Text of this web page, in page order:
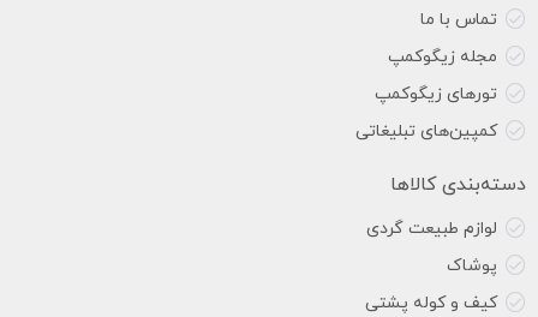
تماس با ما
مجله زیگوکمپ
تورهای زیگوکمپ
کمپین‌های تبلیغاتی
دسته‌بندی کالاها
لوازم طبیعت گردی
پوشاک
کیف و کوله پشتی